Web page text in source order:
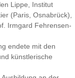
Lippe, Institut
(Paris, Osnabrück),
Irmgard Fehrensen-
endete mit den
künstlerische